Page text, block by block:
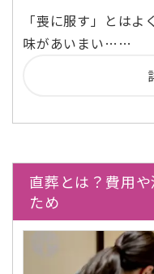
「喪に服す」とは
味があいまい……
直葬とは？費用
ため